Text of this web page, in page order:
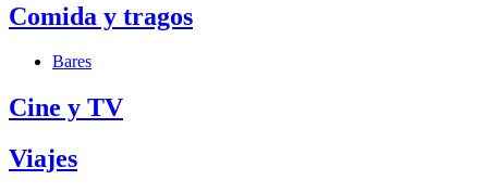
Comida y tragos
Bares
Cine y TV
Viajes